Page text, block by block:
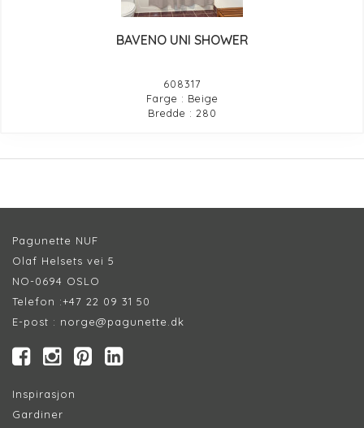
BAVENO UNI SHOWER
608317
Farge : Beige
Bredde : 280
Pagunette NUF
Olaf Helsets vei 5
NO-0694 OSLO
Telefon :+47 22 09 31 50
E-post : norge@pagunette.dk
Inspirasjon
Gardiner